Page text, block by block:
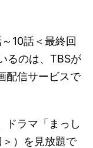
10話＜最終回
るのは、TBSが
配信サービスで
ドラマ「まっし
）を見放題で